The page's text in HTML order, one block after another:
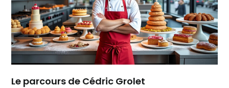
Le parcours de Cédric Grolet